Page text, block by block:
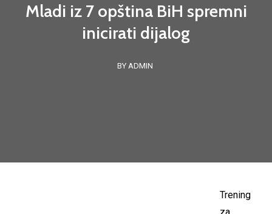
Mladi iz 7 opština BiH spremni
inicirati dijalog
BY ADMIN
Trening